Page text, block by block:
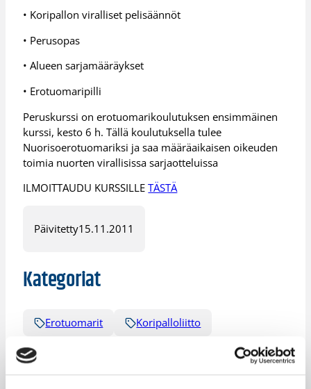
• Koripallon viralliset pelisäännöt
• Perusopas
• Alueen sarjamääräykset
• Erotuomaripilli
Peruskurssi on erotuomarikoulutuksen ensimmäinen
kurssi, kesto 6 h. Tällä koulutuksella tulee
Nuorisoerotuomariksi ja saa määräaikaisen oikeuden
toimia nuorten virallisissa sarjaotteluissa
ILMOITTAUDU KURSSILLETÄSTÄ
Päivitetty15.11.2011
Kategoriat
Erotuomarit
Koripalloliitto